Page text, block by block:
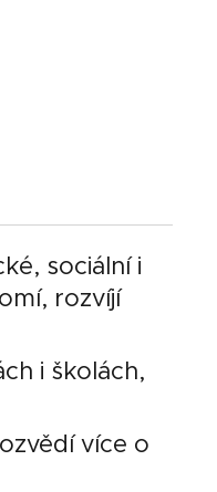
sociální i
rozvíjí
i školách,
více o